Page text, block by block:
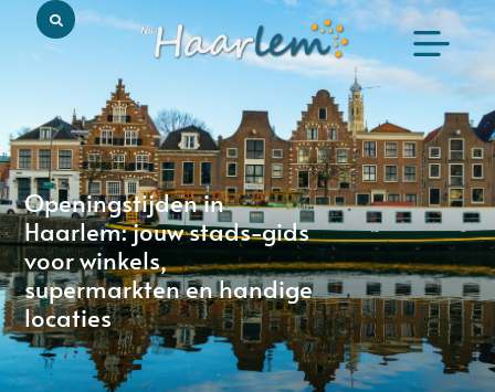
Openingstijden in
Haarlem: jouw stads-gids
voor winkels,
supermarkten en handige
locaties